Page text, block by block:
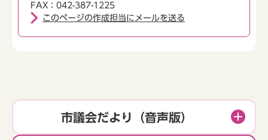
FAX：042-387-1225
このページの作成担当にメールを送る
市議会だより（音声版）